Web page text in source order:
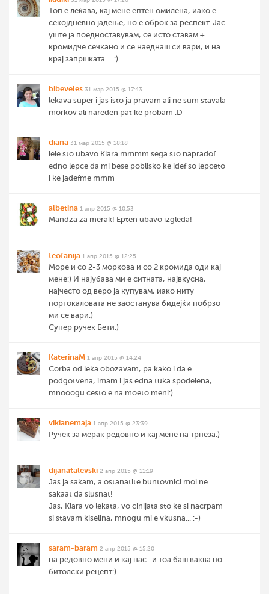
Топ е леќава, кај мене ептен омилена, иако е
секојдневно јадење, но е оброк за респект. Јас
уште ја поедноставувам, се исто ставам +
кромидче сечкано и се наеднаш си вари, и на
крај запршката ... :) ...
bibeveles 31 мар 2015 @ 17:43
lekava super i jas isto ja pravam ali ne sum stavala
morkov ali nareden pat ke probam :D
diana 31 мар 2015 @ 18:18
lele sto ubavo Klara mmmm sega sto napradof
edno lepce da mi bese poblisko ke idef so lepceto
i ke jadefme mmm
albetina 1 апр 2015 @ 10:53
Mandza za merak! Epten ubavo izgleda!
teofanija 1 апр 2015 @ 12:25
Море и со 2-3 моркова и со 2 кромида оди кај
мене:) И најубава ми е ситната, највкусна,
најчесто од веро ја купувам, иако ниту
портокаловата не заостанува бидејќи побрзо
ми се вари:)
Супер ручек Бети:)
KaterinaM 1 апр 2015 @ 14:24
Corba od leka obozavam, pa kako i da e
podgotvena, imam i jas edna tuka spodelena,
mnooogu cesto e na moeto meni:)
vikianemaja 1 апр 2015 @ 23:39
Ручек за мерак редовно и кај мене на трпеза:)
dijanatalevski 2 апр 2015 @ 11:19
Jas ja sakam, a ostanatite buntovnici moi ne
sakaat da slusnat!
Jas, Klara vo lekata, vo cinijata sto ke si nacrpam
si stavam kiselina, mnogu mi e vkusna... :-)
saram-baram 2 апр 2015 @ 15:20
на редовно мени и кај нас...и тоа баш ваква по
битолски рецепт:)